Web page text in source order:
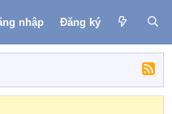
nhập Đăng ký